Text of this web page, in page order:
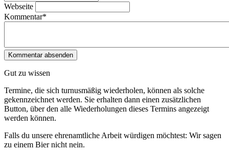
Webseite
Kommentar*
Gut zu wissen
Termine, die sich turnusmäßig wiederholen, können als solche
gekennzeichnet werden. Sie erhalten dann einen zusätzlichen
Button, über den alle Wiederholungen dieses Termins angezeigt
werden können.
Falls du unsere ehrenamtliche Arbeit würdigen möchtest: Wir sagen
zu einem Bier nicht nein.